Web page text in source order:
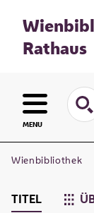
Rathaus
MENU
Wienbibliothek
TITEL